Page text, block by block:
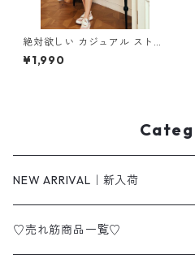
絶対欲しい カジュアル ストラ
イプ柄 刺繍 ニットワンピース
m-272
¥1,990
NEW ARRIVAL｜新入荷
♡売れ筋商品一覧♡